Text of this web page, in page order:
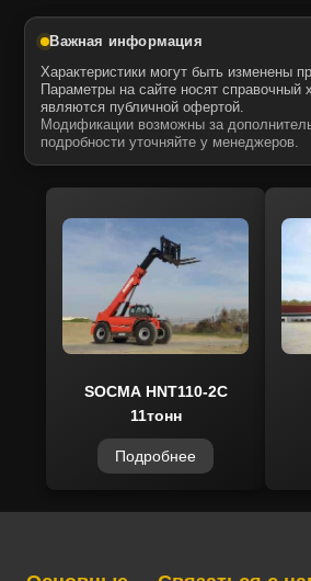
Важная информация
Характеристики могут быть изменены
Параметры на сайте носят справочный
являются публичной офертой.
Модификации возможны за
подробности уточняйте у менеджеров.
SOCMA HNT110-2C
11тонн
Подробнее